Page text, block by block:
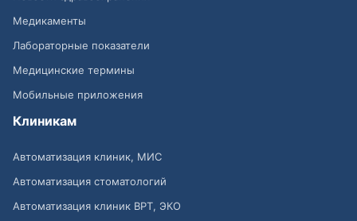
Медикаменты
Лабораторные показатели
Медицинские термины
Мобильные приложения
Клиникам
Автоматизация клиник, МИС
Автоматизация стоматологий
Автоматизация клиник ВРТ, ЭКО